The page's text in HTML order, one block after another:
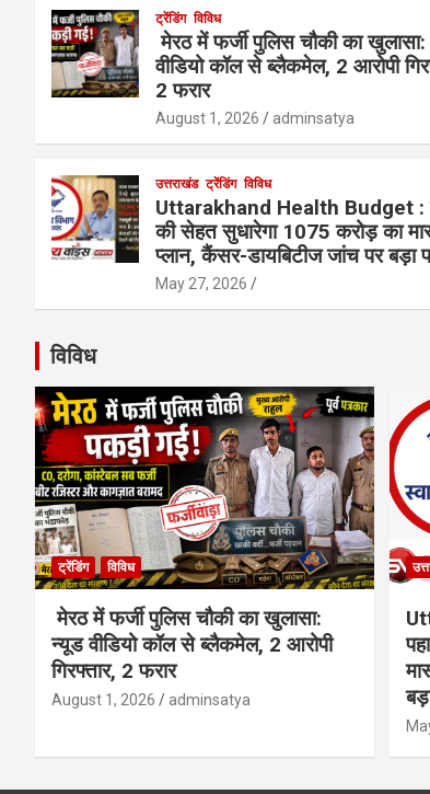
ट्रेंडिंग विविध
मेरठ में फर्जी पुलिस चौकी का
वीडियो कॉल से ब्लैकमेल, 2 आरोपी
2 फरार
August 1, 2026 adminsatya
उत्तराखंड ट्रेंडिंग विविध
Uttarakhand Health Budget :
की सेहत सुधारेगा 1075 करोड़ का
प्लान, कैंसर-डायबिटीज जांच पर बड़ा
May 27, 2026
विविध
ट्रेंडिंग विविध
मेरठ में फर्जी पुलिस चौकी का खुलासा:
न्यूड वीडियो कॉल से ब्लैकमेल, 2 आरोपी
गिरफ्तार, 2 फरार
August 1, 2026 adminsatya